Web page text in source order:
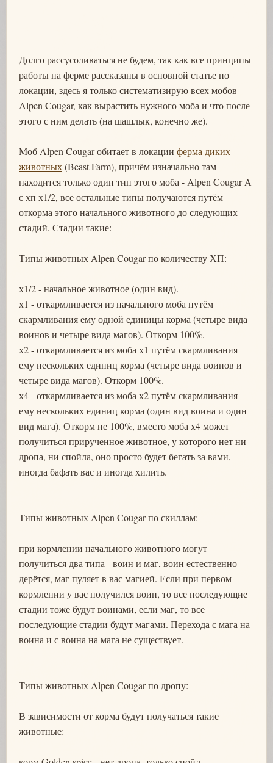
Долго рассусоливаться не будем, так как все принципы
работы на ферме рассказаны в основной статье по
локации, здесь я только систематизирую всех мобов
Alpen Cougar, как вырастить нужного моба и что после
этого с ним делать (на шашлык, конечно же).
Моб Alpen Cougar обитает в локации ферма диких
животных(Beast Farm), причём изначально там
находится только один тип этого моба - Alpen Cougar A
с хп х1/2, все остальные типы получаются путём
откорма этого начального животного до следующих
стадий. Стадии такие:
Типы животных Alpen Cougar по количеству ХП:
х1/2 - начальное животное (один вид).
х1 - откармливается из начального моба путём
скармливания ему одной единицы корма (четыре вида
воинов и четыре вида магов). Откорм 100%.
х2 - откармливается из моба х1 путём скармливания
ему нескольких единиц корма (четыре вида воинов и
четыре вида магов). Откорм 100%.
х4 - откармливается из моба х2 путём скармливания
ему нескольких единиц корма (один вид воина и один
вид мага). Откорм не 100%, вместо моба х4 может
получиться прирученное животное, у которого нет ни
дропа, ни спойла, оно просто будет бегать за вами,
иногда бафать вас и иногда хилить.
Типы животных Alpen Cougar по скиллам:
при кормлении начального животного могут
получиться два типа - воин и маг, воин естественно
дерётся, маг пуляет в вас магией. Если при первом
кормлении у вас получился воин, то все последующие
стадии тоже будут воинами, если маг, то все
последующие стадии будут магами. Перехода с мага на
воина и с воина на мага не существует.
Типы животных Alpen Cougar по дропу:
В зависимости от корма будут получаться такие
животные: